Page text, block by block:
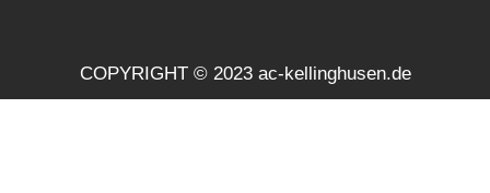
COPYRIGHT © 2023 ac-kellinghusen.de